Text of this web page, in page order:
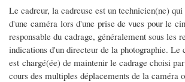
Le cadreur, la cadreuse est un technicien(ne)
d'une caméra lors d'une prise de vues pour le
responsable du cadrage, généralement sous les
indications d'un directeur de la photographie. Le
est chargé(ée) de maintenir le cadrage choisi
cours des multiples déplacements de la caméra